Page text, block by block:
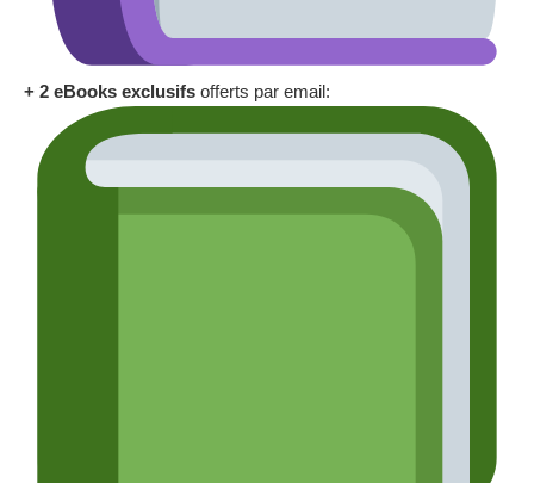
+ 2 eBooks exclusifs offerts par email: